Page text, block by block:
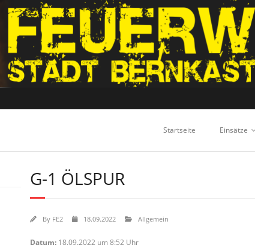
Startseite Einsätze
G-1 ÖLSPUR
By FE2 18.09.2022 Allgemein
Datum: 18.09.2022 um 8:52 Uhr